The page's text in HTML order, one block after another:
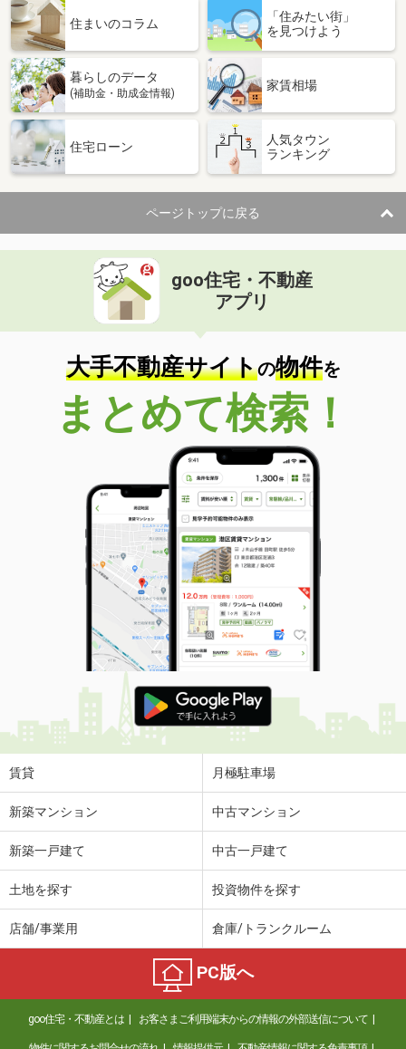
住まいのコラム
「住みたい街」
を見つけよう
暮らしのデータ
(補助金・助成金情報)
家賃相場
住宅ローン
人気タウン
ランキング
ページトップに戻る
goo住宅・不動産
アプリ
大手不動産サイトの物件を
まとめて検索！
賃貸 月極駐車場
新築マンション 中古マンション
新築一戸建て 中古一戸建て
土地を探す 投資物件を探す
店舗/事業用 倉庫/トランクルーム
PC版へ
goo住宅・不動産とは お客さまご利用端末からの情報の外部送信について